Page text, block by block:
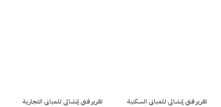
تقرير فني إنشائي للمباني السكنية
تقرير فني إنشائي للمباني التجارية